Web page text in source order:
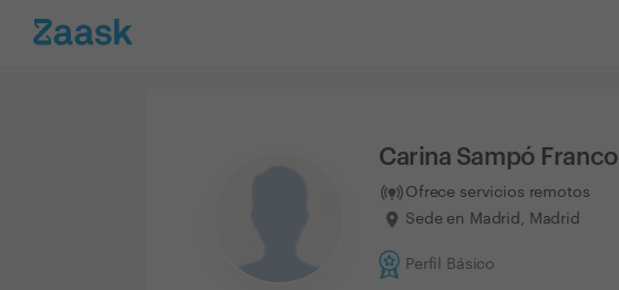
Carina Sampó Franco
Ofrece servicios remotos
Sede en Madrid, Madrid
Perfil Básico